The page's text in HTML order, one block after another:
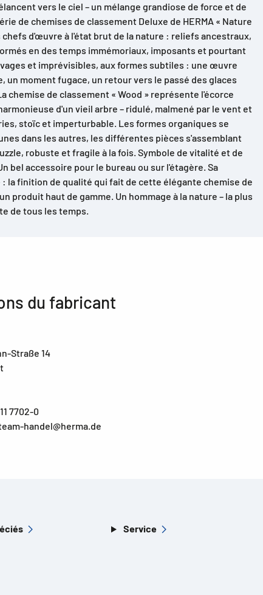
vers le ciel – un mélange grandiose de force et de
de chemises de classement Deluxe de HERMA « Nature
chefs d'œuvre à l'état brut de la nature : reliefs ancestraux,
en des temps immémoriaux, imposants et pourtant
et imprévisibles, aux formes subtiles : une œuvre
un moment fugace, un retour vers le passé des glaces
chemise de classement « Wood » représente l'écorce
d'un vieil arbre – ridulé, malmené par le vent et
stoïc et imperturbable. Les formes organiques se
dans les autres, les différentes pièces s'assemblant
robuste et fragile à la fois. Symbole de vitalité et de
bel accessoire pour le bureau ou sur l'étagère. Sa
la finition de qualité qui fait de cette élégante chemise de
produit haut de gamme. Un hommage à la nature – la plus
de tous les temps.
du fabricant
Straße 14
7702-0
handel@herma.de
Service